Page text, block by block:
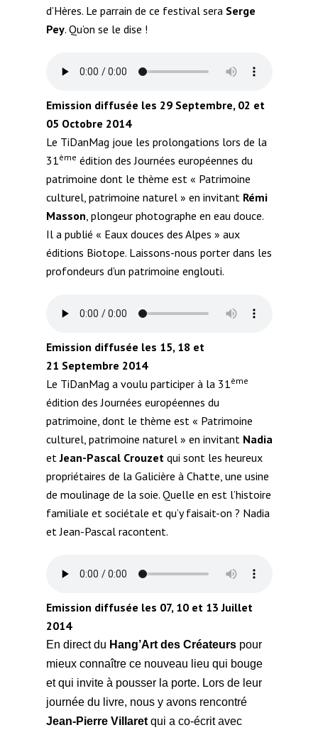
d’Hères. Le parrain de ce festival sera Serge
Pey. Qu’on se le dise !
Emission diffusée les 29 Septembre, 02 et
05 Octobre 2014
Le TiDanMag joue les prolongations lors de la
31ème édition des Journées européennes du
patrimoine dont le thème est « Patrimoine
culturel, patrimoine naturel » en invitant Rémi
Masson , plongeur photographe en eau douce.
Il a publié « Eaux douces des Alpes » aux
éditions Biotope. Laissons-nous porter dans les
profondeurs d’un patrimoine englouti.
Emission diffusée les 15, 18 et
21 Septembre 2014
Le TiDanMag a voulu participer à la 31ème
édition des Journées européennes du
patrimoine, dont le thème est « Patrimoine
culturel, patrimoine naturel » en invitant Nadia
etJean-Pascal Crouzet qui sont les heureux
propriétaires de la Galicière à Chatte, une usine
de moulinage de la soie. Quelle en est l’histoire
familiale et sociétale et qu’y faisait-on ? Nadia
et Jean-Pascal racontent.
Emission diffusée les 07, 10 et 13 Juillet
2014
En direct du Hang’Art des Créateurspour
mieux connaître ce nouveau lieu qui bouge
et qui invite à pousser la porte. Lors de leur
journée du livre, nous y avons rencontré
Jean-Pierre Villaretqui a co-écrit avec